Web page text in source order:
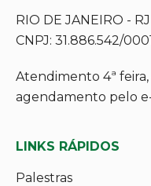
RIO DE JANEIRO - RJ
CNPJ: 31.886.542/
Atendimento 4ª
agendamento pelo
LINKS RÁPIDOS
Palestras